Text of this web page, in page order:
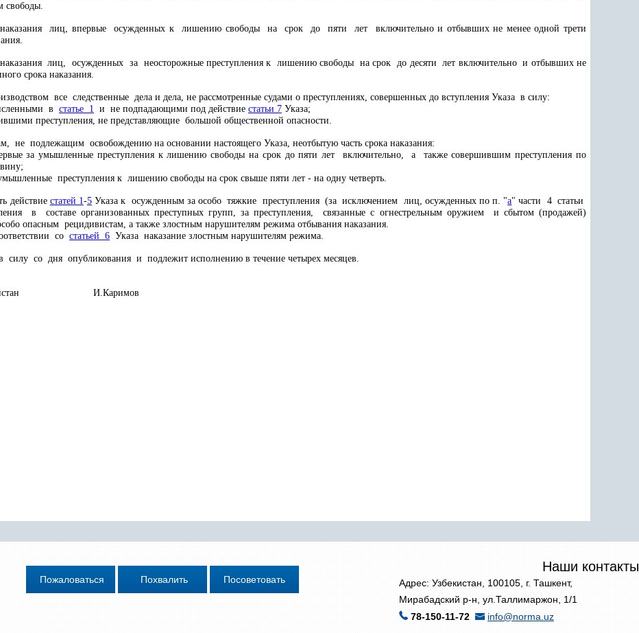
свободы.
лиц, впервые осужденных к лишению свободы на срок до пяти лет включительно и отбывших не менее одной трети
лиц, осужденных за неосторожные преступления к лишению свободы на срок до десяти лет включительно и отбывших не
срока наказания.
все следственные дела и дела, не рассмотренные судами о преступлениях, совершенных до вступления Указа в силу:
в статье 1 и не подпадающими под действие статьи 7 Указа;
преступления, не представляющие большой общественной опасности.
не подлежащим освобождению на основании настоящего Указа, неотбытую часть срока наказания:
за умышленные преступления к лишению свободы на срок до пяти лет включительно, а также совершившим преступления по
преступления к лишению свободы на срок свыше пяти лет - на одну четверть.
действие статей 1-5Указа к осужденным за особо тяжкие преступления (за исключением лиц, осужденных по п. "а" части 4 статьи
в составе организованных преступных групп, за преступления, связанные с огнестрельным оружием и сбытом (продажей)
опасным рецидивистам, а также злостным нарушителям режима отбывания наказания.
со статьей 6 Указа наказание злостным нарушителям режима.
силу со дня опубликования и подлежит исполнению в течение четырех месяцев.
И.Каримов
Наши контакты
Адрес: Узбекистан, 100105, г. Ташкент,
Мирабадский р-н, ул.Таллимаржон, 1/1
78-150-11-72
info@norma.uz